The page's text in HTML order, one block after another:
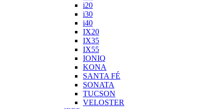
i20
i30
i40
IX20
IX35
IX55
IONIQ
KONA
SANTA FÉ
SONATA
TUCSON
VELOSTER